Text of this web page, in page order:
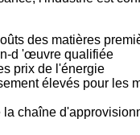
des matières
d 'œuvre qualifiée
prix de l'énergie
élevés pour les
la chaîne